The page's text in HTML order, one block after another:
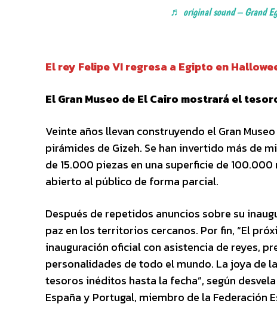
♬ original sound – Grand
El rey Felipe VI regresa a Egipto en
El Gran Museo de El Cairo mostrará el
Veinte años llevan construyendo el Gran
pirámides de Gizeh. Se han invertido más de
de 15.000 piezas en una superficie de
abierto al público de forma parcial.
Después de repetidos anuncios sobre su
paz en los territorios cercanos. Por fin, “El
inauguración oficial con asistencia de reyes,
personalidades de todo el mundo. La joya de
tesoros inéditos hasta la fecha”, según
España y Portugal, miembro de la Federación